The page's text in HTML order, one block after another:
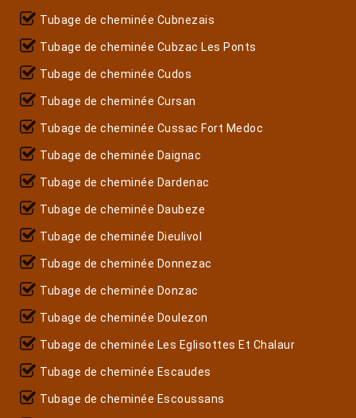
Tubage de cheminée Cubnezais
Tubage de cheminée Cubzac Les Ponts
Tubage de cheminée Cudos
Tubage de cheminée Cursan
Tubage de cheminée Cussac Fort Medoc
Tubage de cheminée Daignac
Tubage de cheminée Dardenac
Tubage de cheminée Daubeze
Tubage de cheminée Dieulivol
Tubage de cheminée Donnezac
Tubage de cheminée Donzac
Tubage de cheminée Doulezon
Tubage de cheminée Les Eglisottes Et Chalaur
Tubage de cheminée Escaudes
Tubage de cheminée Escoussans